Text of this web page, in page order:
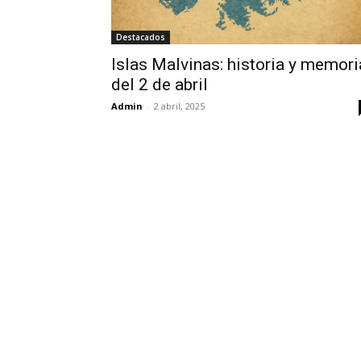
Destacados
Islas Malvinas: historia y
del 2 de abril
Admin - 2 abril, 2025